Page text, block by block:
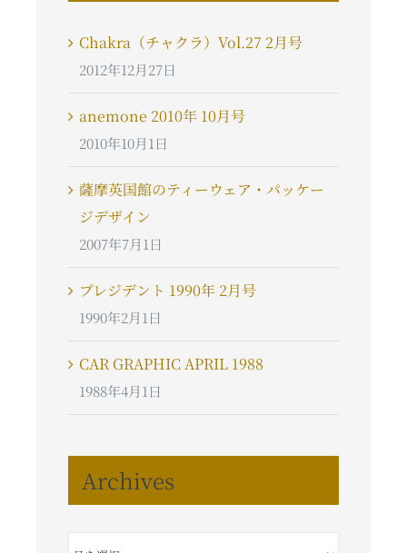
Chakra（チャクラ）Vol.27 2月号
2012年12月27日
anemone 2010年 10月号
2010年10月1日
薩摩英国館のティーウェア・パッケー
ジデザイン
2007年7月1日
プレジデント 1990年 2月号
1990年2月1日
CAR GRAPHIC APRIL 1988
1988年4月1日
Archives